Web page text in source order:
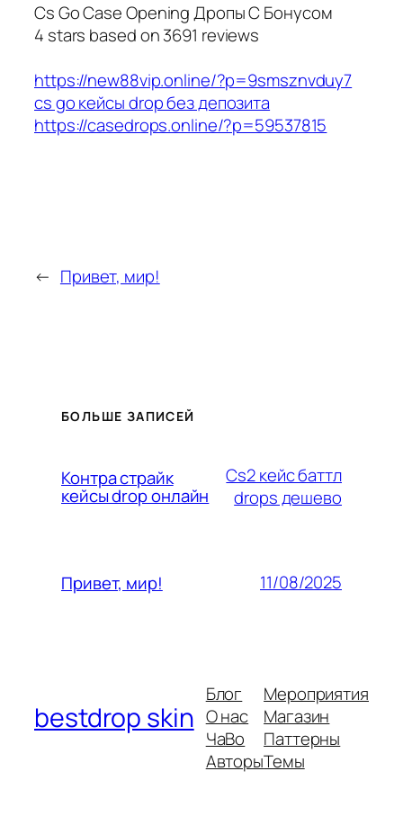
Cs Go Case Opening Дропы С Бонусом
4 stars based on3691 reviews
https://new88vip.online/?p=9smsznvduy7
cs go кейсы drop без депозита
https://casedrops.online/?p=59537815
← Привет, мир!
БОЛЬШЕ ЗАПИСЕЙ
Контра страйк
кейсы drop онлайн
Cs2 кейс баттл
drops дешево
Привет, мир! 11/08/2025
bestdrop skin
Блог
О нас
ЧаВо
Авторы
Мероприятия
Магазин
Паттерны
Темы